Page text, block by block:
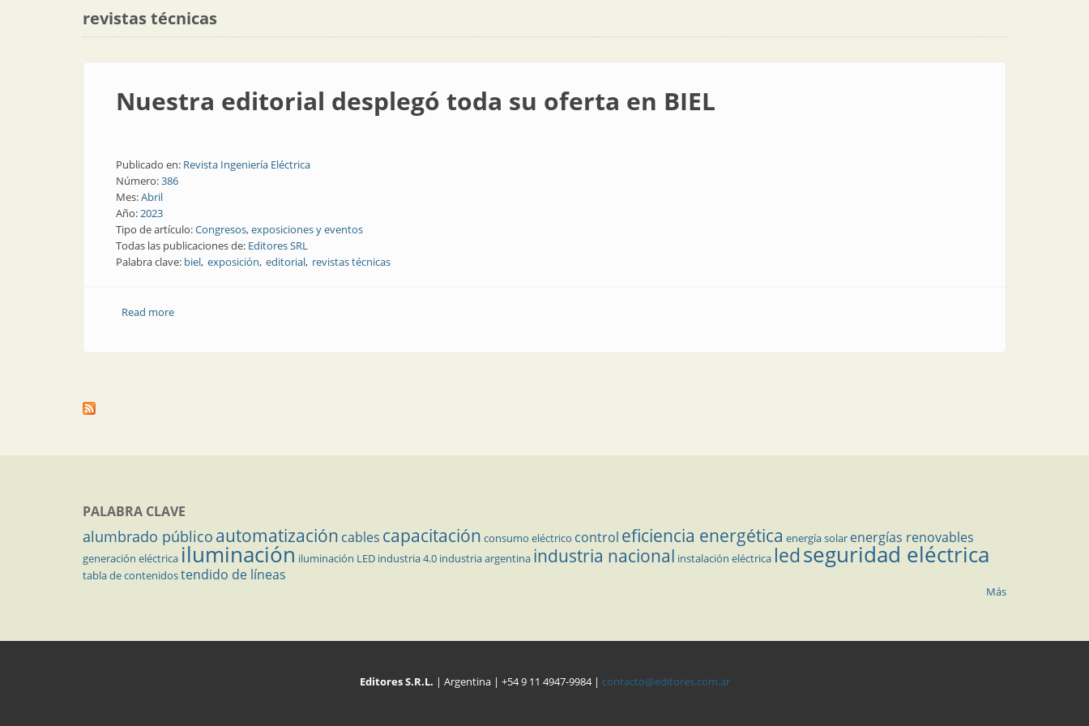
revistas técnicas
Nuestra editorial desplegó toda su oferta en BIEL
Publicado en: Revista Ingeniería Eléctrica
Número:386
Mes:Abril
Año:2023
Tipo de artículo:Congresos, exposiciones y eventos
Todas las publicaciones de: Editores SRL
Palabra clave: biel exposición editorial revistas técnicas
Read moreabout Nuestra editorial desplegó toda su oferta en BIEL
PALABRA CLAVE
alumbrado público automatización cables capacitación consumo eléctrico control eficiencia energética energía solar energías renovables
generación eléctrica iluminación iluminación LED industria 4.0 industria argentina industria nacional instalación eléctrica ledseguridad eléctrica
tabla de contenidostendido de líneas
Más
Editores S.R.L. | Argentina | +54 9 11 4947-9984 | contacto@editores.com.ar